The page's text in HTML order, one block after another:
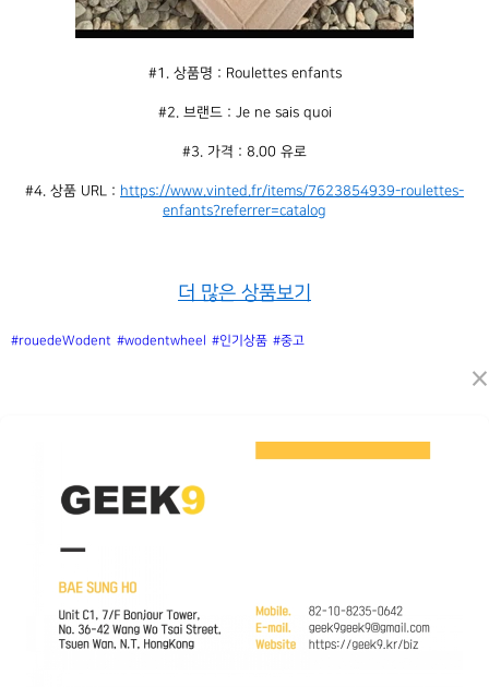
#1. 상품명 : Roulettes enfants
#2. 브랜드 : Je ne sais quoi
#3. 가격 : 8.00 유로
#4. 상품 URL : https://www.vinted.fr/items/7623854939-roulettes-
enfants?referrer=catalog
더 많은 상품보기
#rouedeWodent #wodentwheel #인기상품 #중고
×